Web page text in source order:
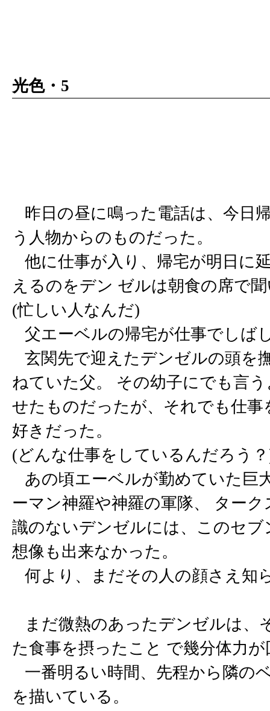
光色・5
昨日の昼に鳴った電話は、今日
う人物からのものだった。
他に仕事が入り、帰宅が明日に
えるのをデン ゼルは朝食の席で
(忙しい人なんだ)
父エーベルの帰宅が仕事でしば
玄関先で迎えたデンゼルの頭を
ねていた父。 その幼子にでも言
せたものだったが、それでも仕
好きだった。
(どんな仕事をしているんだろう
あの頃エーベルが勤めていた巨
ーマン神羅や神羅の軍隊、 ター
識のないデンゼルには、このセ
想像も出来なかった。
何より、まだその人の顔さえ知
まだ微熱のあったデンゼルは、
た食事を摂ったこと で幾分体力
一番明るい時間、先程から隣の
を描いている。